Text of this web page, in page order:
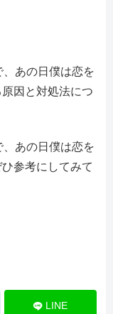
、あの日僕は恋を
因と対処法につ
、あの日僕は恋を
参考にしてみて
LINE